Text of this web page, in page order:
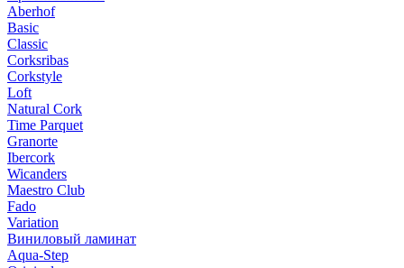
Aberhof
Basic
Classic
Corksribas
Corkstyle
Loft
Natural Cork
Time Parquet
Granorte
Ibercork
Wicanders
Мaestro Club
Fado
Variation
Виниловый ламинат
Aqua-Step